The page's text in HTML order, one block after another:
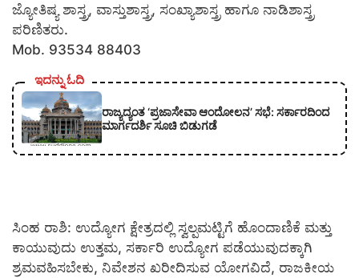
ಜ್ಯೋತಿಷ್ಯ ಶಾಸ್ತ್ರ, ವಾಸ್ತುಶಾಸ್ತ್ರ, ಸಂಖ್ಯಾಶಾಸ್ತ್ರ ಹಾಗೂ ನಾಡಿಶಾಸ್ತ್ರ
ಪರಿಣಿತರು.
Mob. 93534 88403
ಇದನ್ನು ಓದಿ
ರಾಜ್ಯದ್ಯಂತ ‘ಪ್ರಜಾಸೇವಾ ಆಂದೋಲನ’ ಸಭೆ: ಸರ್ಕಾರದಿಂದ
ಮಾರ್ಗದರ್ಶಿ ಸೂಚಿ ಬಿಡುಗಡೆ
ಸಿಂಹ ರಾಶಿ: ಉದ್ಯೋಗ ಕ್ಷೇತ್ರದಲ್ಲಿ ಸ್ವಲ್ಪಮಟ್ಟಿಗೆ ಹೊಂದಾಣಿಕೆ ಮತ್ತು
ಕಾಯುವುದು ಉತ್ತಮ, ಸರ್ಕಾರಿ ಉದ್ಯೋಗ ಪಡೆಯುವುದಕ್ಕಾಗಿ
ಶ್ರಮವಹಿಸಬೇಕು, ನಿವೇಶನ ಖರೀದಿಸುವ ಯೋಗವಿದೆ, ರಾಜಕೀಯ